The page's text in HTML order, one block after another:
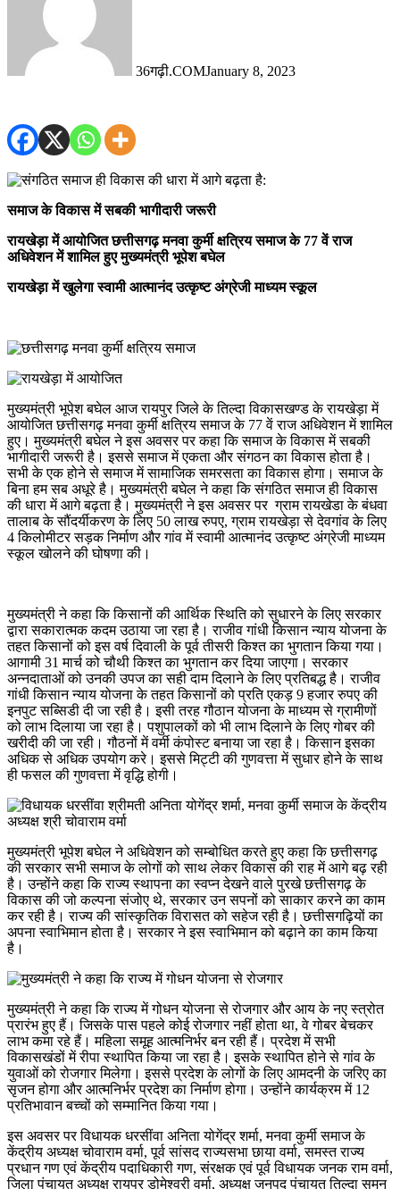
36गढ़ी.COMJanuary 8, 2023
समाज के विकास में सबकी भागीदारी जरूरी
रायखेड़ा में आयोजित छत्तीसगढ़ मनवा कुर्मी क्षत्रिय समाज के 77 वें राज
अधिवेशन में शामिल हुए मुख्यमंत्री भूपेश बघेल
रायखेड़ा में खुलेगा स्वामी आत्मानंद उत्कृष्ट अंग्रेजी माध्यम स्कूल
मुख्यमंत्री भूपेश बघेल आज रायपुर जिले के तिल्दा विकासखण्ड के रायखेड़ा में
आयोजित छत्तीसगढ़ मनवा कुर्मी क्षत्रिय समाज के 77 वें राज अधिवेशन में शामिल
हुए। मुख्यमंत्री बघेल ने इस अवसर पर कहा कि समाज के विकास में सबकी
भागीदारी जरूरी है। इससे समाज में एकता और संगठन का विकास होता है।
सभी के एक होने से समाज में सामाजिक समरसता का विकास होगा। समाज के
बिना हम सब अधूरे है। मुख्यमंत्री बघेल ने कहा कि संगठित समाज ही विकास
की धारा में आगे बढ़ता है। मुख्यमंत्री ने इस अवसर पर ग्राम रायखेडा के बंधवा
तालाब के सौंदर्यीकरण के लिए 50 लाख रुपए, ग्राम रायखेड़ा से देवगांव के लिए
4 किलोमीटर सड़क निर्माण और गांव में स्वामी आत्मानंद उत्कृष्ट अंग्रेजी माध्यम
स्कूल खोलने की घोषणा की।
मुख्यमंत्री ने कहा कि किसानों की आर्थिक स्थिति को सुधारने के लिए सरकार
द्वारा सकारात्मक कदम उठाया जा रहा है। राजीव गांधी किसान न्याय योजना के
तहत किसानों को इस वर्ष दिवाली के पूर्व तीसरी किश्त का भुगतान किया गया।
आगामी 31 मार्च को चौथी किश्त का भुगतान कर दिया जाएगा। सरकार
अन्नदाताओं को उनकी उपज का सही दाम दिलाने के लिए प्रतिबद्ध है। राजीव
गांधी किसान न्याय योजना के तहत किसानों को प्रति एकड़ 9 हजार रुपए की
इनपुट सब्सिडी दी जा रही है। इसी तरह गौठान योजना के माध्यम से ग्रामीणों
को लाभ दिलाया जा रहा है। पशुपालकों को भी लाभ दिलाने के लिए गोबर की
खरीदी की जा रही। गौठनों में वर्मी कंपोस्ट बनाया जा रहा है। किसान इसका
अधिक से अधिक उपयोग करे। इससे मिट्टी की गुणवत्ता में सुधार होने के साथ
ही फसल की गुणवत्ता में वृद्धि होगी।
मुख्यमंत्री भूपेश बघेल ने अधिवेशन को सम्बोधित करते हुए कहा कि छत्तीसगढ़
की सरकार सभी समाज के लोगों को साथ लेकर विकास की राह में आगे बढ़ रही
है। उन्होंने कहा कि राज्य स्थापना का स्वप्न देखने वाले पुरखे छत्तीसगढ़ के
विकास की जो कल्पना संजोए थे, सरकार उन सपनों को साकार करने का काम
कर रही है। राज्य की सांस्कृतिक विरासत को सहेज रही है। छत्तीसगढ़ियों का
अपना स्वाभिमान होता है। सरकार ने इस स्वाभिमान को बढ़ाने का काम किया
है।
मुख्यमंत्री ने कहा कि राज्य में गोधन योजना से रोजगार और आय के नए स्त्रोत
प्रारंभ हुए हैं। जिसके पास पहले कोई रोजगार नहीं होता था, वे गोबर बेचकर
लाभ कमा रहे हैं। महिला समूह आत्मनिर्भर बन रही हैं। प्रदेश में सभी
विकासखंडों में रीपा स्थापित किया जा रहा है। इसके स्थापित होने से गांव के
युवाओं को रोजगार मिलेगा। इससे प्रदेश के लोगों के लिए आमदनी के जरिए का
सृजन होगा और आत्मनिर्भर प्रदेश का निर्माण होगा। उन्होंने कार्यक्रम में 12
प्रतिभावान बच्चों को सम्मानित किया गया।
इस अवसर पर विधायक धरसींवा अनिता योगेंद्र शर्मा, मनवा कुर्मी समाज के
केंद्रीय अध्यक्ष चोवाराम वर्मा, पूर्व सांसद राज्यसभा छाया वर्मा, समस्त राज्य
प्रधान गण एवं केंद्रीय पदाधिकारी गण, संरक्षक एवं पूर्व विधायक जनक राम वर्मा,
जिला पंचायत अध्यक्ष रायपुर डोमेश्वरी वर्मा, अध्यक्ष जनपद पंचायत तिल्दा सुमन